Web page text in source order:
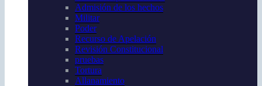
Admisión de los hechos
Militar
Poder
Recurso de Apelación
Revisión Constitucional
pruebas
Tortura
Allanamiento